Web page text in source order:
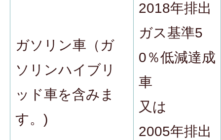
ガソリン車（ガ
ソリンハイブリ
ッド車を含みま
す。)
2018年排出
ガス基準5
0％低減達成
車
又は
2005年排出